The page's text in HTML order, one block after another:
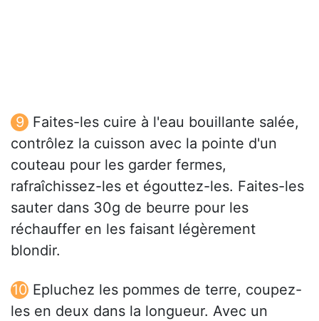
Faites-les cuire à l'eau bouillante salée,
contrôlez la cuisson avec la pointe d'un
couteau pour les garder fermes,
rafraîchissez-les et égouttez-les. Faites-les
sauter dans 30g de beurre pour les
réchauffer en les faisant légèrement
blondir.
Epluchez les pommes de terre, coupez-
les en deux dans la longueur. Avec un